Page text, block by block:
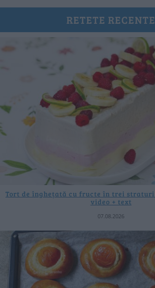
RETETE RECENTE
Tort de înghețată cu fructe în trei straturi
video + text
07.08.2026